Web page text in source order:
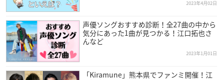
・防水レベル**：IPX4相当
・重量：イヤホン片耳 約6.3g
・その他
マルチポイント対応、片耳使用可能、イヤホン単体ON / OFF 可
能、急速充電対応（約10分の充電で最大120分再生）
・付属品
USB Type-Cケーブル、ユーザーマニュアル、シリコンイヤー
2023年4月02日
声優ソングおすすめ診断！全27曲の中から
気分にあった1曲が見つかる！江口拓也さ
んなど
2023年1月01日
「Kiramune」熊本県でファンミ開催！江